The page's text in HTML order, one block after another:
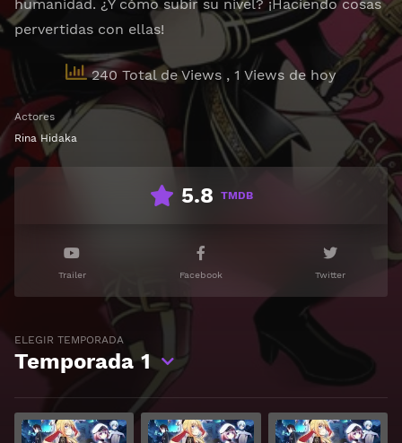
humanidad. ¿Y cómo subir su nivel? ¡Haciendo cosas
pervertidas con ellas!
240 Total de Views , 1 Views de hoy
Actores
Rina Hidaka
5.8 TMDB
Trailer Facebook Twitter
ELEGIR TEMPORADA
Temporada 1
Ver Ver